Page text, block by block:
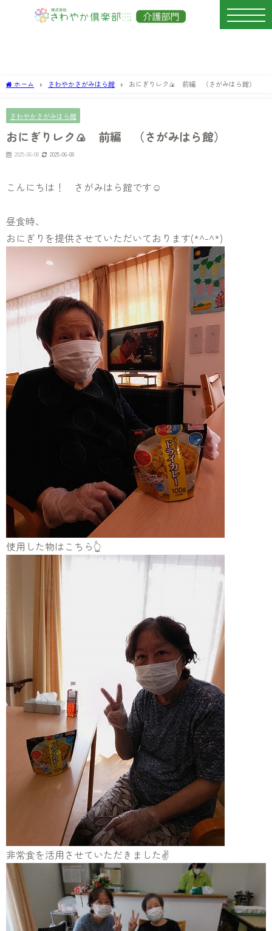
ホーム さわやかさがみはら館 おにぎりレク🍙 前編 （さがみはら館）
さわやかさがみはら館
おにぎりレク🍙 前編 （さがみはら館）
2025-06-08 2025-06-08
こんにちは！ さがみはら館です☺
昼食時、
おにぎりを提供させていただいております(*^-^*)
使用した物はこちら👆
非常食を活用させていただきました✌